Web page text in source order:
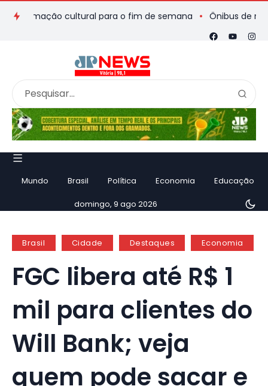
cultural para o fim de semana Ônibus de romeiros
Mundo Brasil Política Economia Educação
domingo, 9 ago 2026
Brasil Cidade Destaques Economia
FGC libera até R$ 1
mil para clientes do
Will Bank; veja
quem pode sacar e